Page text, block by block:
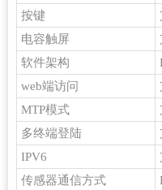
按键
电容触屏
软件架构
web端访问
MTP模式
多终端登陆
IPV6
传感器通信方式